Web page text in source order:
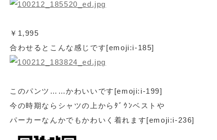
￥1,995
合わせるとこんな感じです[emoji:i-185]
このパンツ……かわいいです[emoji:i-199]
今の時期ならシャツの上からﾀﾞｳﾝベストや
パーカーなんかでもかわいく着れます[emoji:i-236]